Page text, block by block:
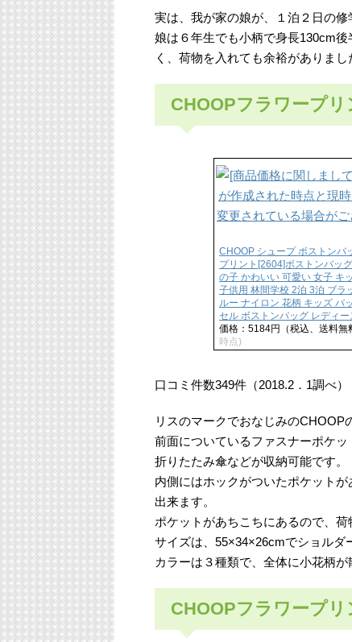
実は、我が家の娘が、１泊２日の
娘は６年生でも小柄で身長130cm
く、荷物を入れても余裕がありまし
CHOOPフラワープ
CHOOP シュープ ボストンバ
プリント[2604]ボストンバッ
の子 かわいい 可愛い 女子 キ
子供用 林間学校 2泊 3泊 ブラ
ルー ナイロン 花柄 キッズ バ
セル ボストンバッグ レディー
価格：5184円（税込、送料無
時点)
口コミ件数349件（2018.2．1調べ）
リスのマークでおなじみのCHOOP
前面についているファスナーポケ
折りたたみ傘などが収納可能です。
内側にはホックがついたポケット
出来ます。
ポケットがあちこちにあるので、
サイズは、55×34×26cmでショルダ
カラーは３種類で、全体に小花柄
CHOOPフラワープ